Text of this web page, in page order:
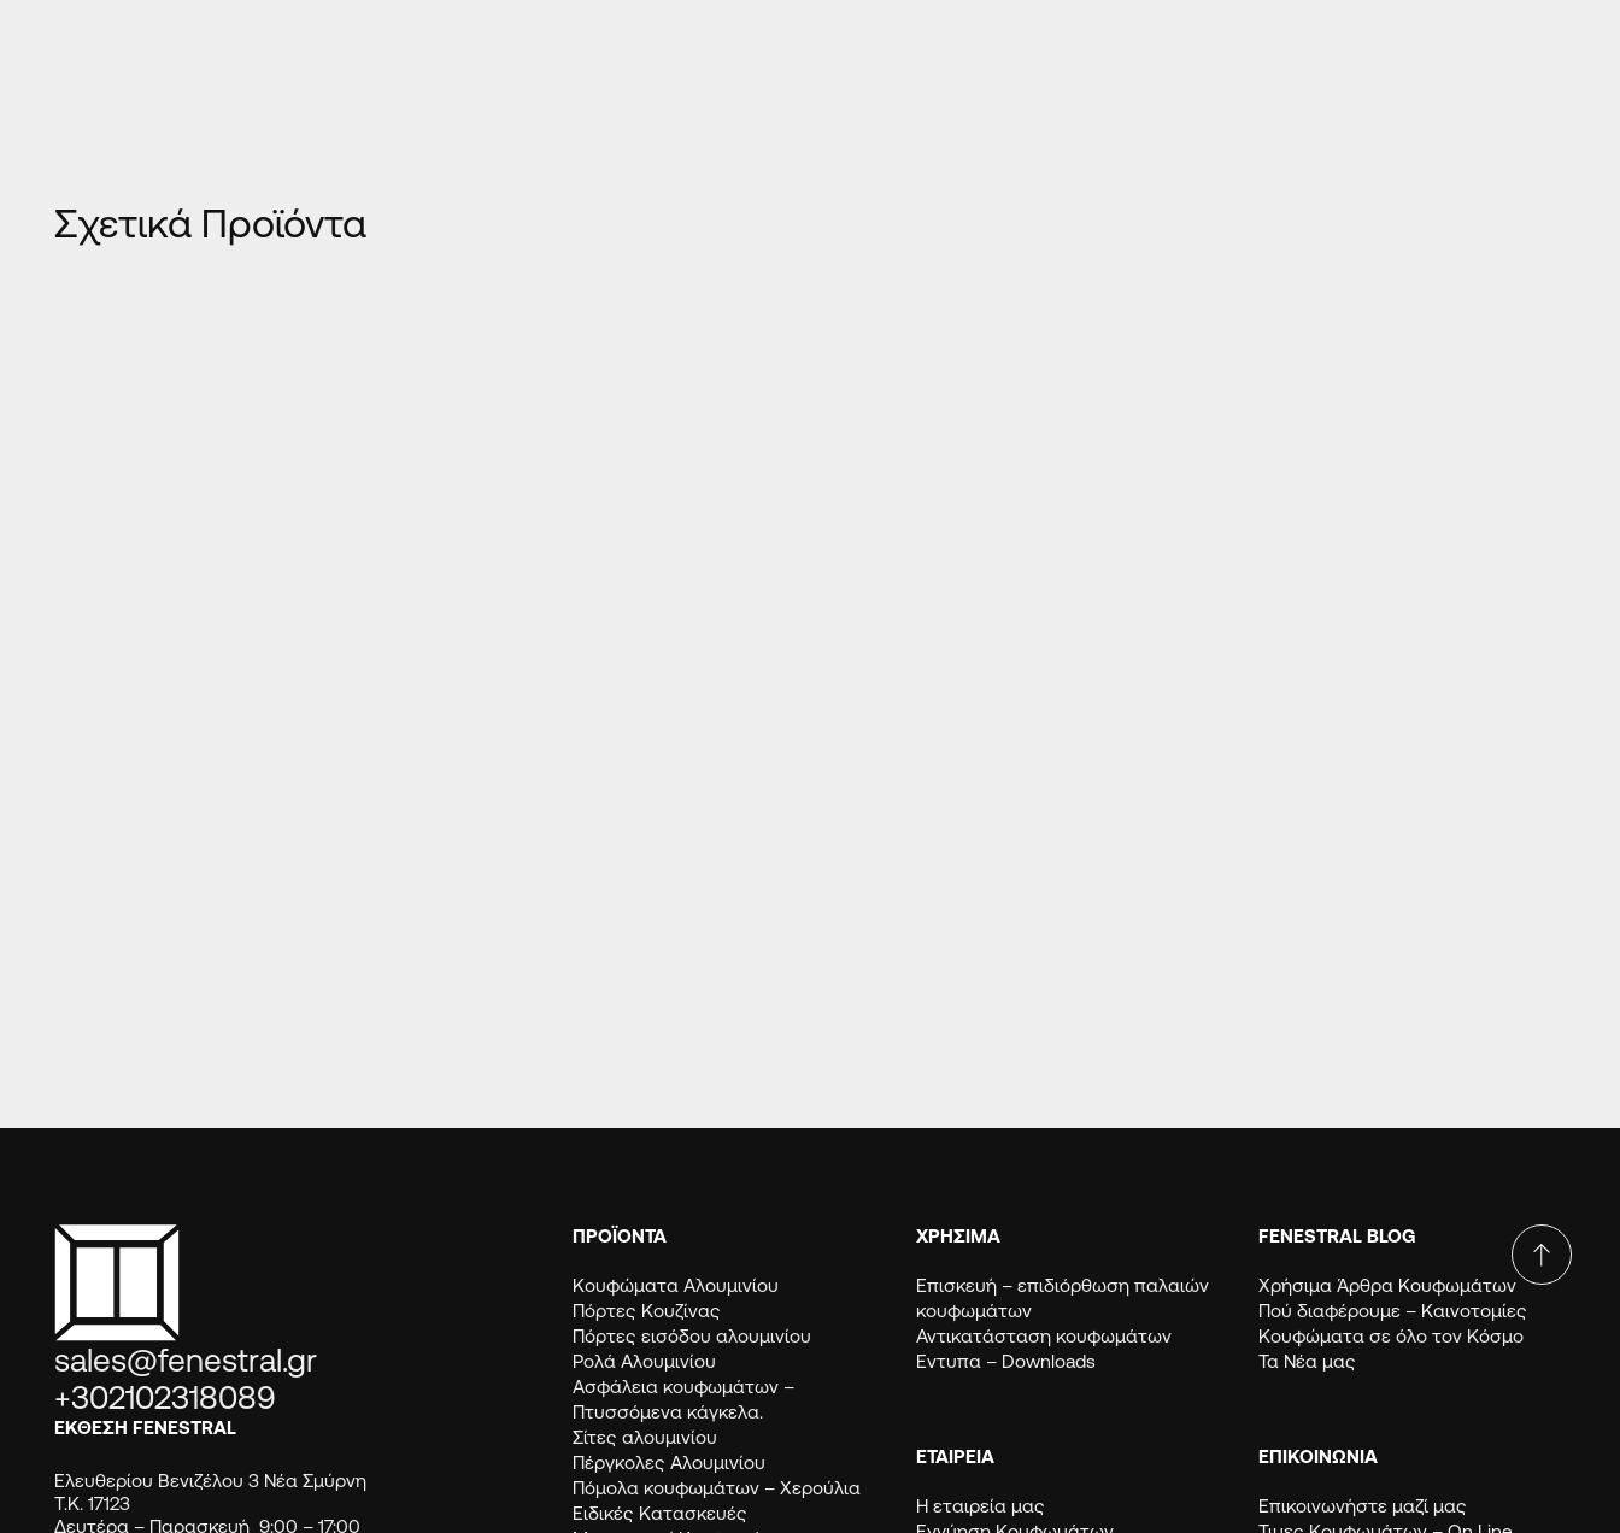
Σχετικά Προϊόντα
sales@fenestral.gr
+302102318089
ΕΚΘΕΣΗ FENESTRAL
Ελευθερίου Βενιζέλου 3 Νέα Σμύρνη
Τ.Κ. 17123
Δευτέρα – Παρασκευή 9:00 – 17:00
ΠΡΟΪΟΝΤΑ
Κουφώματα Αλουμινίου
Πόρτες Κουζίνας
Πόρτες εισόδου αλουμινίου
Ρολά Αλουμινίου
Ασφάλεια κουφωμάτων –
Πτυσσόμενα κάγκελα.
Σίτες αλουμινίου
Πέργκολες Αλουμινίου
Πόμολα κουφωμάτων – Χερούλια
Ειδικές Κατασκευές
ΧΡΗΣΙΜΑ
Eπισκευή – επιδιόρθωση παλαιών
κουφωμάτων
Αντικατάσταση κουφωμάτων
Εντυπα – Downloads
ΕΤΑΙΡΕΙΑ
Η εταιρεία μας
FENESTRAL BLOG
Χρήσιμα Άρθρα Κουφωμάτων
Πού διαφέρουμε – Καινοτομίες
Κουφώματα σε όλο τον Κόσμο
Τα Νέα μας
ΕΠΙΚΟΙΝΩΝΙΑ
Επικοινωνήστε μαζί μας